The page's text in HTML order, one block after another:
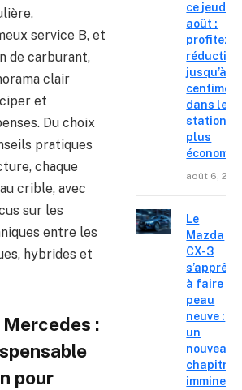
service B, et
de carburant,
clair
et
Du choix
pratiques
chaque
crible, avec
sur les
entre les
hybrides et
:
pour
ce jeudi 6
août :
profitez
jusqu’à 15
centimes
dans les
stations
plus
août 6,
Le
Mazda
CX-3
s’apprête
à faire
peau
neuve :
un
nouveau
chapitre
imminent